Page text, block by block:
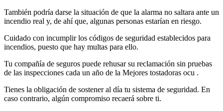
También podría darse la situación de que la alarma no saltara ante un
incendio real y, de ahí que, algunas personas estarían en riesgo.
Cuidado con incumplir los códigos de seguridad establecidos para
incendios, puesto que hay multas para ello.
Tu compañía de seguros puede rehusar su reclamación sin pruebas
de las inspecciones cada un año de la Mejores tostadoras ocu .
Tienes la obligación de sostener al día tu sistema de seguridad. En
caso contrario, algún compromiso recaerá sobre ti.